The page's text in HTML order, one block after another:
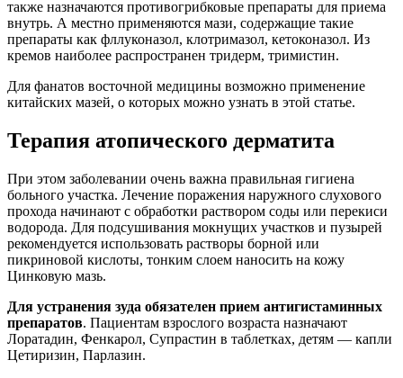
Для устранения зуда обязателен прием антигистаминных
препаратов. Пациентам взрослого возраста назначают
Лоратадин, Фенкарол, Супрастин в таблетках, детям — капли
Терапия атопического дерматита состоит в обработке
Сначала для купирования зуда, снятия воспаления и
состав которых входит антибиотик и
кортикостероидный гормон. Можно использовать капли
Софрадекс, которые хорошо себя зарекомендовали.
Также подойдет препарат Полидекса. Это средство
подходит для взрослых пациентов и содержит
стероидный компонент и антибиотик.
Второй этап лечения — нанесение на воспаленные
крема (Лоринден, Фторокорт). Для обработки детской
кожи рекомендуется использовать аэрозоль Геокортон.
Он удобен в применении и содержит антибиотик.
Средство снимает воспаление, успокаивает кожные